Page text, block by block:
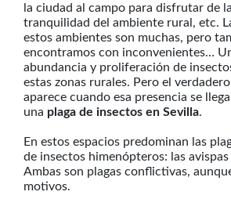
la ciudad al campo para disfrutar de
tranquilidad del ambiente rural, etc.
estos ambientes son muchas, pero
encontramos con inconvenientes…
abundancia y proliferación de
estas zonas rurales. Pero el
aparece cuando esa presencia se
una plaga de insectos en Sevilla.
En estos espacios predominan las
de insectos himenópteros: las
Ambas son plagas conflictivas,
motivos.